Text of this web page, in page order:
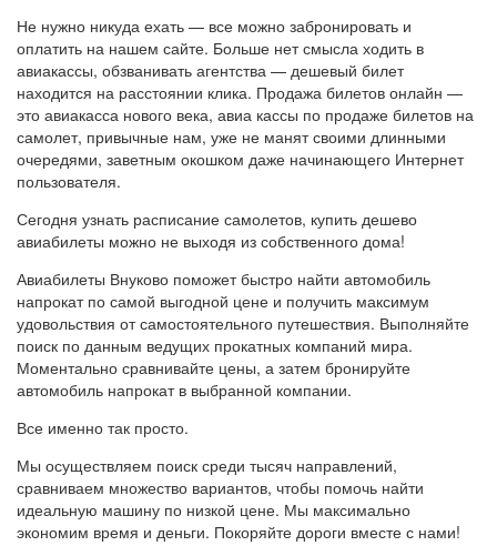
Не нужно никуда ехать — все можно забронировать и
оплатить на нашем сайте. Больше нет смысла ходить в
авиакассы, обзванивать агентства — дешевый билет
находится на расстоянии клика. Продажа билетов онлайн —
это авиакасса нового века, авиа кассы по продаже билетов на
самолет, привычные нам, уже не манят своими длинными
очередями, заветным окошком даже начинающего Интернет
пользователя.
Сегодня узнать расписание самолетов, купить дешево
авиабилеты можно не выходя из собственного дома!
Авиабилеты Внуково поможет быстро найти автомобиль
напрокат по самой выгодной цене и получить максимум
удовольствия от самостоятельного путешествия. Выполняйте
поиск по данным ведущих прокатных компаний мира.
Моментально сравнивайте цены, а затем бронируйте
автомобиль напрокат в выбранной компании.
Все именно так просто.
Мы осуществляем поиск среди тысяч направлений,
сравниваем множество вариантов, чтобы помочь найти
идеальную машину по низкой цене. Мы максимально
экономим время и деньги. Покоряйте дороги вместе с нами!